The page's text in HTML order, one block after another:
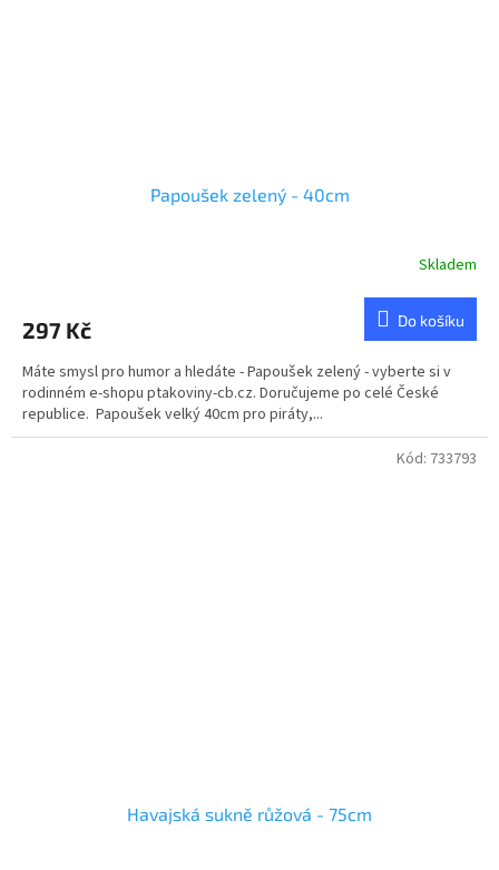
Papoušek zelený - 40cm
Skladem
297 Kč Do košíku
Máte smysl pro humor a hledáte - Papoušek zelený - vyberte si v
rodinném e-shopu ptakoviny-cb.cz. Doručujeme po celé České
republice. Papoušek velký 40cm pro piráty,...
Havajská sukně růžová - 75cm
Kód: 733793